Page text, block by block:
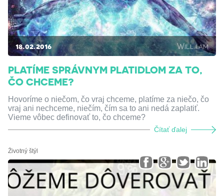
18.02.2016 Will.i.am
PLATÍME SPRÁVNYM PLATIDLOM ZA TO,
ČO CHCEME?
Hovoríme o niečom, čo vraj chceme, platíme za niečo, čo
vraj ani nechceme, niečím, čím sa to ani nedá zaplatiť.
Vieme vôbec definovať to, čo chceme?
Čítať ďalej
Životný štýl